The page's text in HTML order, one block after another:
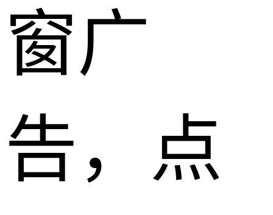
窗广
告，点